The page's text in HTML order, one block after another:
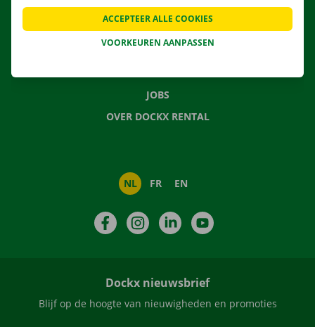
CONTACTEER ONS
VEELGESTELDE VRAGEN
JOBS
OVER DOCKX RENTAL
NL FR EN
FacebookInstagramLinkedIn
Dockx nieuwsbrief
Blijf op de hoogte van nieuwigheden en promoties
VOORKEUREN AANPASSEN
ACCEPTEER ALLE COOKIES